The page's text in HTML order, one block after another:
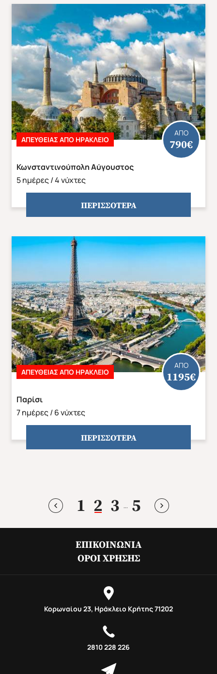
Άνοιξη 2027 Καλοκαίρι 2026
Κωνσταντινούπολη Αύγουστος
5 ημέρες / 4 νύχτες
ΑΠΟ
790€
ΑΠΕΥΘΕΙΑΣ ΑΠΟ ΗΡΑΚΛΕΙΟ
ΠΕΡΙΣΣΟΤΕΡΑ
Παρίσι
7 ημέρες / 6 νύχτες
ΑΠΟ
1195€
ΑΠΕΥΘΕΙΑΣ ΑΠΟ ΗΡΑΚΛΕΙΟ
ΠΕΡΙΣΣΟΤΕΡΑ
1 2 3 ... 5
ΕΠΙΚΟΙΝΩΝΊΑ
ΌΡΟΙ ΧΡΉΣΗΣ
Κορωναίου 23, Ηράκλειο Κρήτης 71202
2810 228 226